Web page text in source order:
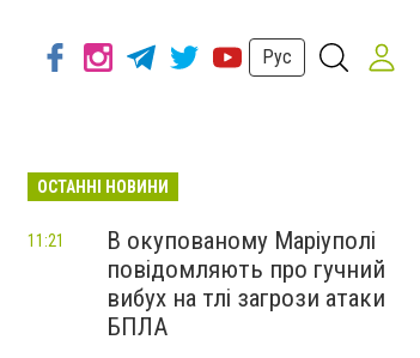
Рус
ОСТАННІ НОВИНИ
В окупованому Маріуполі
повідомляють про гучний
вибух на тлі загрози атаки
БПЛА
11:21